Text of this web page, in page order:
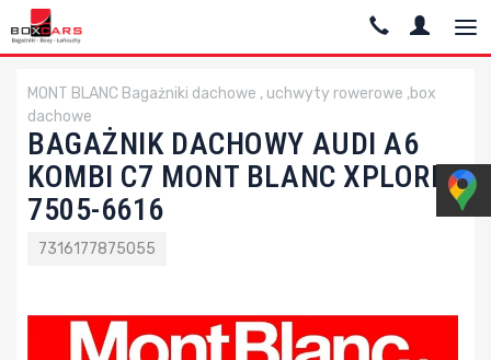
MONT BLANC Bagażniki dachowe , uchwyty rowerowe ,box
dachowe
BAGAŻNIK DACHOWY AUDI A6
KOMBI C7 MONT BLANC XPLORE
7505-6616
7316177875055